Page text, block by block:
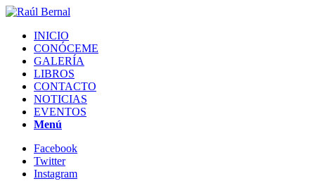
INICIO
CONÓCEME
GALERÍA
LIBROS
CONTACTO
NOTICIAS
EVENTOS
Menú
Facebook
Twitter
Instagram